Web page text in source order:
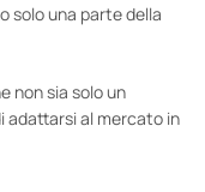
solo una parte della
non sia solo un
adattarsi al mercato in